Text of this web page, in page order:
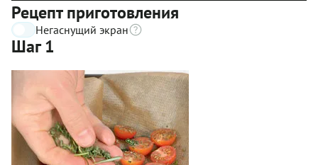
Рецепт приготовления
Негаснущий экран
Шаг 1